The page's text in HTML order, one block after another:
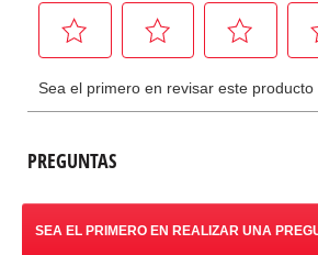
PREGUNTAS
SEA EL PRIMERO EN REALIZAR UNA